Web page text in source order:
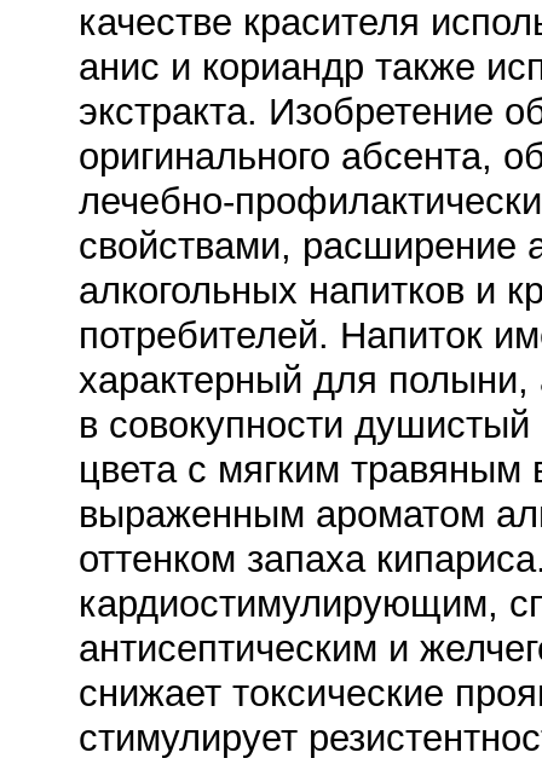
качестве красителя
анис и кориандр также
экстракта. Изобретение
оригинального абсента,
лечебно-
свойствами, расширение
алкогольных напитков и
потребителей. Напиток
характерный для
в совокупности душистый
цвета с мягким травяным
выраженным ароматом
оттенком запаха
кардиостимулирующим,
антисептическим и
снижает токсические
стимулирует